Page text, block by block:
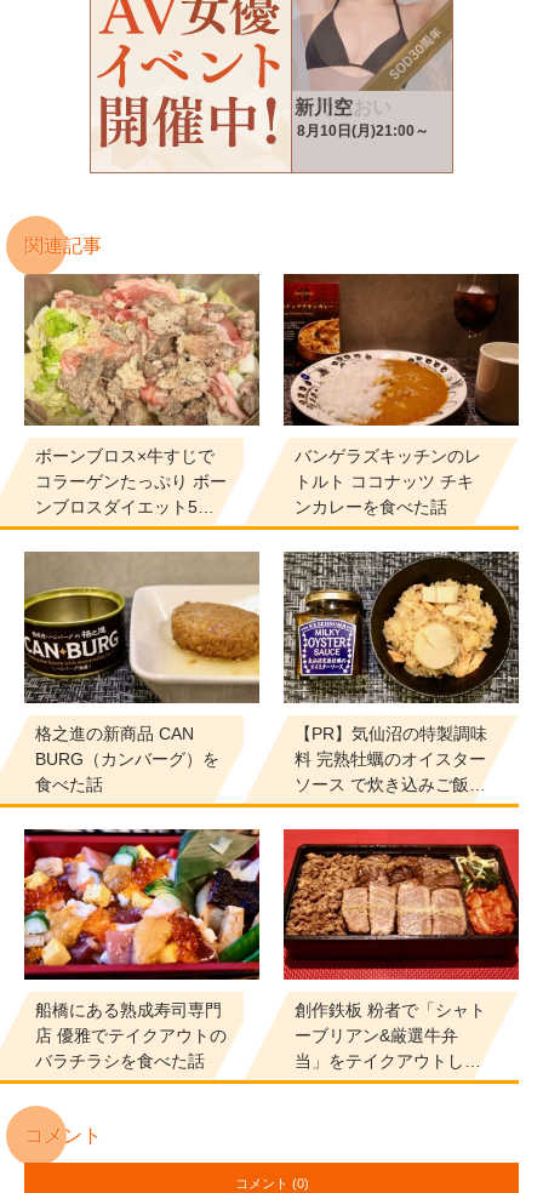
関連記事
ボーンブロス×牛すじで
コラーゲンたっぷり ボー
ンブロスダイエット5…
バンゲラズキッチンのレ
トルト ココナッツ チキ
ンカレーを食べた話
格之進の新商品 CAN
BURG（カンバーグ）を
食べた話
【PR】気仙沼の特製調味
料 完熟牡蠣のオイスター
ソース で炊き込みご飯…
船橋にある熟成寿司専門
店 優雅でテイクアウトの
バラチラシを食べた話
創作鉄板 粉者で「シャト
ーブリアン&厳選牛弁
当」をテイクアウトし…
コメント
コメント (0)